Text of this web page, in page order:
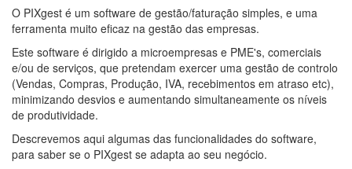
O PIXgest é um software de gestão/faturação simples, e uma
ferramenta muito eficaz na gestão das empresas.
Este software é dirigido a microempresas e PME's, comerciais
e/ou de serviços, que pretendam exercer uma gestão de controlo
(Vendas, Compras, Produção, IVA, recebimentos em atraso etc),
minimizando desvios e aumentando simultaneamente os níveis
de produtividade.
Descrevemos aqui algumas das funcionalidades do software,
para saber se o PIXgest se adapta ao seu negócio.